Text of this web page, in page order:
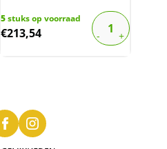
5stuks op voorraad
€213,54